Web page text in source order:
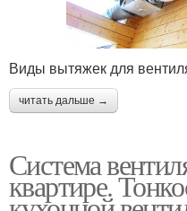
Виды вытяжек для
читать дальше →
Система
квартире.